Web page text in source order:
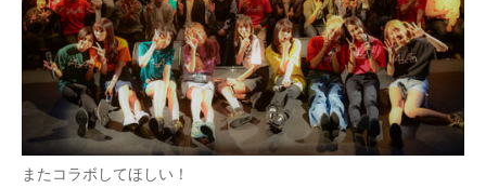
またコラボしてほしい！